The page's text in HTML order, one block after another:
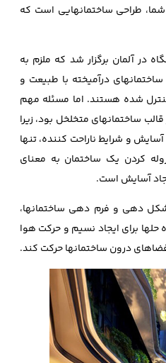
طراحی ساختمانهایی است که
در آلمان برگزار شد که ملزم به
درآمیخته با طبیعت و
شده هستند. اما مسئله مهم
ساختمانهای متخلخل بود، زیرا
و شرایط ناراحت کننده، تنها
کردن یک ساختمان به معنای
آسایش است.
دهی و فرم دهی ساختمانها،
حلها برای ایجاد نسیم و حرکت هوا
درون ساختمانها حرکت کند.